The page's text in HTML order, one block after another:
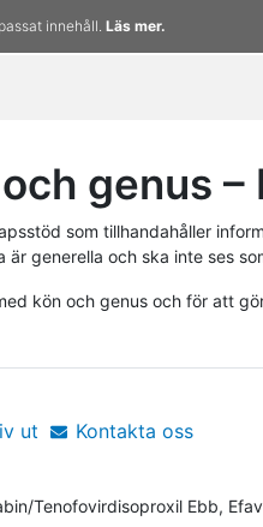
innehåll. Läs mer.
genus
som tillhandahåller
är generella och ska inte ses
kön och genus och för att
ut Kontakta oss
Tenofovirdisoproxil Ebb,